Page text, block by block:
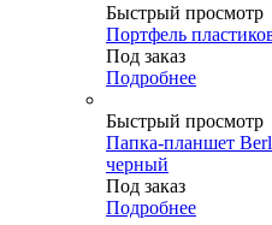
Быстрый просмотр
Портфель
Под заказ
Подробнее
Быстрый просмотр
Папка-планшет
черный
Под заказ
Подробнее